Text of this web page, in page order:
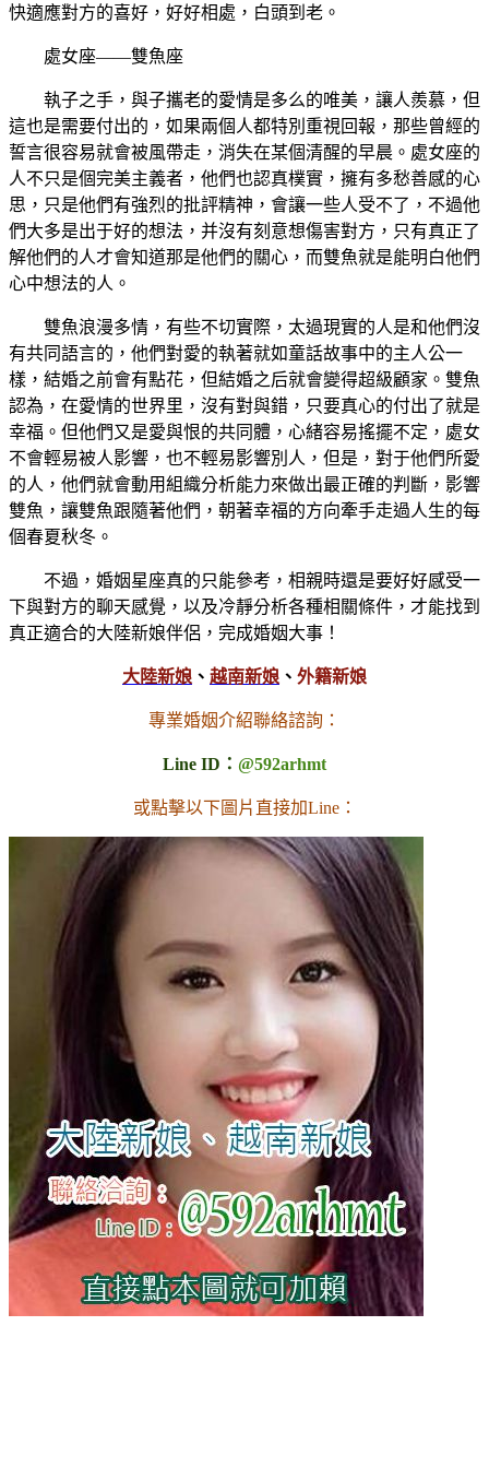
快適應對方的喜好，好好相處，白頭到老。
處女座——雙魚座
執子之手，與子攜老的愛情是多么的唯美，讓人羨慕，但
這也是需要付出的，如果兩個人都特別重視回報，那些曾經的
誓言很容易就會被風帶走，消失在某個清醒的早晨。處女座的
人不只是個完美主義者，他們也認真樸實，擁有多愁善感的心
思，只是他們有強烈的批評精神，會讓一些人受不了，不過他
們大多是出于好的想法，并沒有刻意想傷害對方，只有真正了
解他們的人才會知道那是他們的關心，而雙魚就是能明白他們
心中想法的人。
雙魚浪漫多情，有些不切實際，太過現實的人是和他們沒
有共同語言的，他們對愛的執著就如童話故事中的主人公一
樣，結婚之前會有點花，但結婚之后就會變得超級顧家。雙魚
認為，在愛情的世界里，沒有對與錯，只要真心的付出了就是
幸福。但他們又是愛與恨的共同體，心緒容易搖擺不定，處女
不會輕易被人影響，也不輕易影響別人，但是，對于他們所愛
的人，他們就會動用組織分析能力來做出最正確的判斷，影響
雙魚，讓雙魚跟隨著他們，朝著幸福的方向牽手走過人生的每
個春夏秋冬。
不過，婚姻星座真的只能參考，相親時還是要好好感受一
下與對方的聊天感覺，以及冷靜分析各種相關條件，才能找到
真正適合的大陸新娘伴侶，完成婚姻大事！
大陸新娘 、 越南新娘 、 外籍新娘
專業婚姻介紹聯絡諮詢：
Line ID： @592arhmt
或點擊以下圖片直接加Line：